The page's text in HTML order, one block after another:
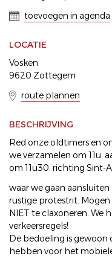
toevoegen in agenda
LOCATIE
Vosken
9620 Zottegem
route plannen
BESCHRIJVING
Red onze oldtimers en
we verzamelen om 11u.
om 11u30. richting Sint-
waar we gaan
rustige protestrit. Mogen
NIET te claxoneren. We
verkeersregels!
De bedoeling is gewoon
hebben voor het